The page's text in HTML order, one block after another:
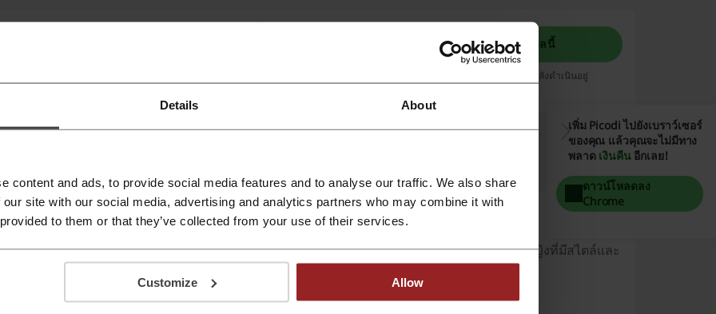
Details About
content and ads, to provide social media features and to analyse our traffic. We also share
site with our social media, advertising and analytics partners who may combine it with
to them or that they’ve collected from your use of their services.
Customize Allow
คืนได้ง่ายและทีมงานดูแลลูกค้าและช็อปปิ้งส่วนตัวหลายภาษาที่ให้บริการ 24/7
รับดีลนี้
หมดอายุ: กำลังดำเนินอยู่
ติมเกี่ยวกับ Net a Porter:
ารู้อะไรเกี่ยวกับ Net a Porter บ้าง?
a Porterเป็นร้านค้าออนไลน์ที่นำเสนอสินค้าแฟชั่นระดับไฮเอนด์ และไลฟ์สไตล์หรูหราสำหรับผู้หญิงที่มีสไตล์และ
กการแต่งตัวในแบบชั้นนำ การันตีด้วยการเลือกร้านค้าที่ดีที่สุด และการบริการลูกค้าที่เป็นเลิศเสมอมา
นค้าที่จำหน่ายใน Net a Porterประกอบด้วย:
เพิ่ม Picodi ไปยังเบราว์เซอร์
ของคุณ แล้วคุณจะไม่มีทาง
พลาด เงินคืนอีกเลย!
ดาวน์โหลดลง
Chrome